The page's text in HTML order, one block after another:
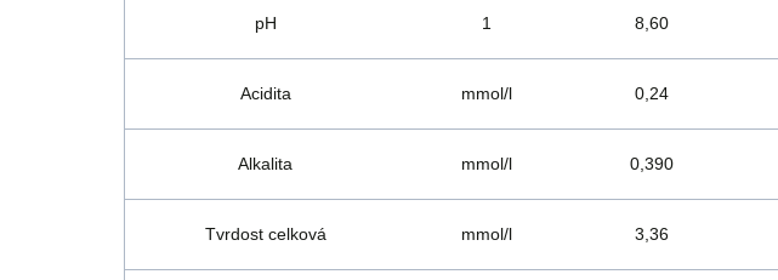
pH 1 8,60
Acidita mmol/l 0,24
Alkalita mmol/l 0,390
Tvrdost celková mmol/l 3,36